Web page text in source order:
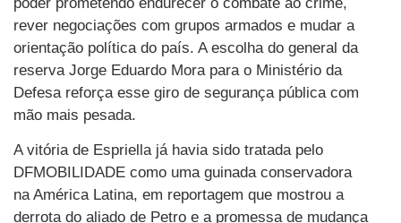
rever negociações com grupos armados e mudar a
orientação política do país. A escolha do general da
reserva Jorge Eduardo Mora para o Ministério da
Defesa reforça esse giro de segurança pública com
mão mais pesada.
A vitória de Espriella já havia sido tratada pelo
DFMOBILIDADE como uma guinada conservadora
na América Latina, em reportagem que mostrou a
derrota do aliado de Petro e a promessa de mudança